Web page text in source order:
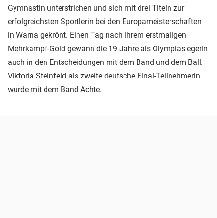
Gymnastin unterstrichen und sich mit drei Titeln zur
erfolgreichsten Sportlerin bei den Europameisterschaften
in Warna gekrönt. Einen Tag nach ihrem erstmaligen
Mehrkampf-Gold gewann die 19 Jahre als Olympiasiegerin
auch in den Entscheidungen mit dem Band und dem Ball.
Viktoria Steinfeld als zweite deutsche Final-Teilnehmerin
wurde mit dem Band Achte.